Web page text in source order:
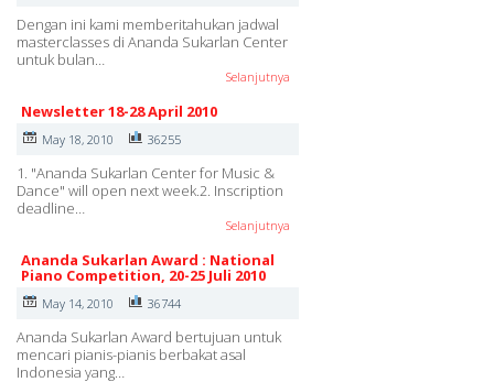
Dengan ini kami memberitahukan jadwal
masterclasses di Ananda Sukarlan Center
untuk bulan…
Selanjutnya
Newsletter 18-28 April 2010
May 18, 2010 36255
1. "Ananda Sukarlan Center for Music &
Dance" will open next week.2. Inscription
deadline…
Selanjutnya
Ananda Sukarlan Award : National
Piano Competition, 20-25 Juli 2010
May 14, 2010 36744
Ananda Sukarlan Award bertujuan untuk
mencari pianis-pianis berbakat asal
Indonesia yang…